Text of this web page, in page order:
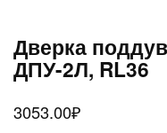
Дверка
ДПУ-2Л, RL36
3053.00₽